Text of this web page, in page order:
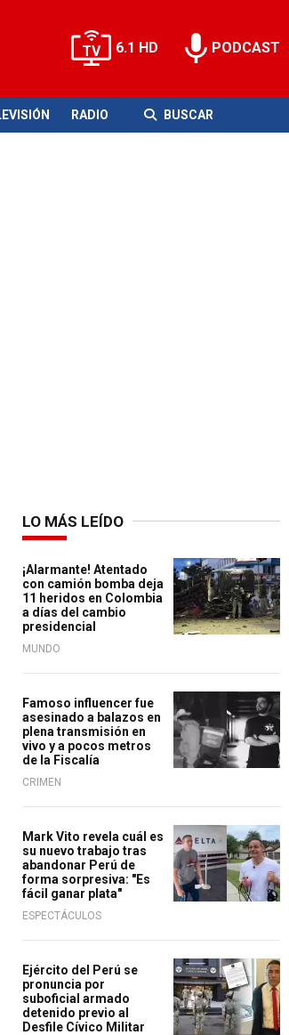
6.1 HD PODCAST
RADIO BUSCAR
LO MÁS LEÍDO
¡Alarmante! Atentado
con camión bomba deja
11 heridos en Colombia
a días del cambio
presidencial
MUNDO
Famoso influencer fue
asesinado a balazos en
plena transmisión en
vivo y a pocos metros
de la Fiscalía
CRIMEN
Mark Vito revela cuál es
su nuevo trabajo tras
abandonar Perú de
forma sorpresiva: "Es
fácil ganar plata"
ESPECTÁCULOS
Ejército del Perú se
pronuncia por
suboficial armado
detenido previo al
Desfile Cívico Militar